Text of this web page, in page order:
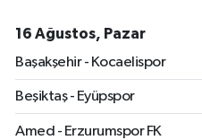
16 Ağustos, Pazar
Başakşehir - Kocaelispor
Beşiktaş - Eyüpspor
Amed - Erzurumspor FK